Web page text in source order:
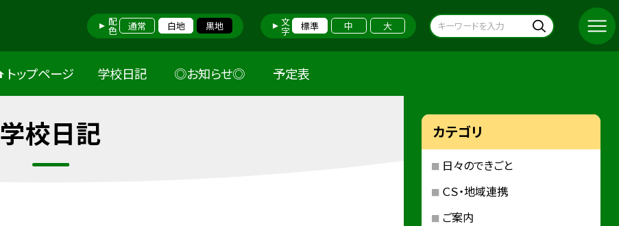
配色 通常 白地 黒地 文字 標準 中 大
トップページ 学校日記 ◎お知らせ◎ 予定表
学校日記 カテゴリ
日々のできごと
ＣＳ・地域連携
ご案内